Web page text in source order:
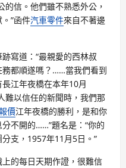
的信。他們雖不熟悉外公，
”函件汽車零件來自不著邊
寫道：“最親愛的西林叔
都順遂嗎？……當我們看到
江年夜橋在本年10月
難以信任的新聞時，我們那
價江年夜橋的勝利，是和你
不開的……”題名是：“你的
支，1957年11月5日。”
的每日天期作證，很難信